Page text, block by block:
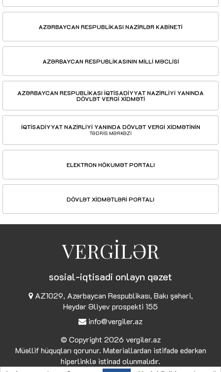
AZƏRBAYCAN RESPUBLİKASI NAZİRLƏR KABİNETİ
AZƏRBAYCAN RESPUBLİKASININ MİLLİ MƏCLİSİ
AZƏRBAYCAN RESPUBLİKASI İQTİSADİYYAT NAZİRLİYİ YANINDA
DÖVLƏT VERGİ XİDMƏTİ
İQTİSADİYYAT NAZİRLİYİ YANINDA DÖVLƏT VERGİ XİDMƏTİNİN
TƏDRİS MƏRKƏZİ
ELEKTRON HÖKUMƏT PORTALI
DÖVLƏT XİDMƏTLƏRİ PORTALI
VERGİLƏR
sosial-iqtisadi onlayn qəzet
AZ1029, Azərbaycan Respublikası, Bakı şəhəri,
Heydər Əliyev prospekti 155
info@vergiler.az
© Copyright 2026 vergiler.az
Müəllif hüquqları qorunur. Materiallardan istifadə edərkən
hiperlinklə istinad olunmalıdır.